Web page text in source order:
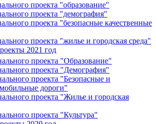
проекта "образование"
проекта "демография"
проекта "безопасные качественные
проекта "жилье и городская среда"
2021 год
проекта "Образование"
проекта "Демография"
проекта "Безопасные и
дороги"
проекта "Жилье и городская
проекта "Культура"